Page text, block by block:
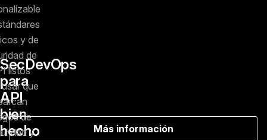
SecDevOps
para
API
bien
hecho
y de
de
listos
que
de
y
Más información